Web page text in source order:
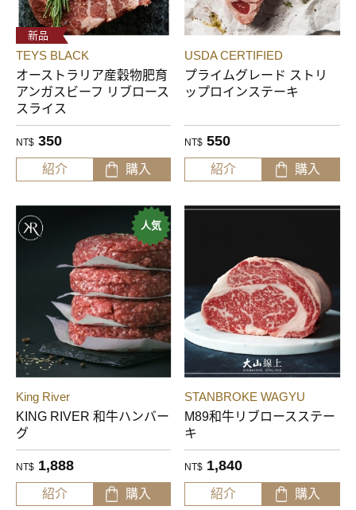
新品
TEYS BLACK
オーストラリア産穀物肥育
アンガスビーフ リブロース
スライス
NT$ 350
紹介 購入
USDA CERTIFIED
プライムグレード ストリ
ップロインステーキ
NT$ 550
紹介 購入
人気
King River
KING RIVER 和牛ハンバー
グ
NT$ 1,888
紹介 購入
STANBROKE WAGYU
M89和牛リブロースステー
キ
NT$ 1,840
紹介 購入